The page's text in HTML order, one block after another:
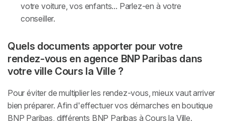
votre voiture, vos enfants... Parlez-en à votre
conseiller.
Quels documents apporter pour votre
rendez-vous en agence BNP Paribas dans
votre ville Cours la Ville ?
Pour éviter de multiplier les rendez-vous, mieux vaut arriver
bien préparer. Afin d'effectuer vos démarches en boutique
BNP Paribas, différents BNP Paribas à Cours la Ville.